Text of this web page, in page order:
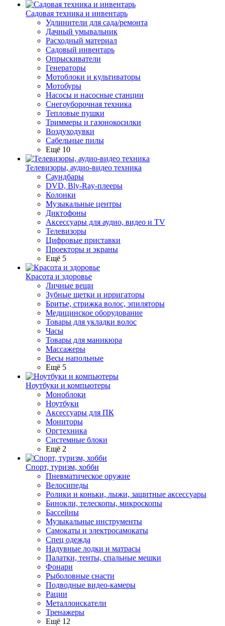
Садовая техника и инвентарь
Удлинители для сада/ремонта
Дачный умывальник
Расходный материал
Садовый инвентарь
Опрыскиватели
Генераторы
Мотоблоки и культиваторы
Мотобуры
Насосы и насосные станции
Снегоуборочная техника
Тепловые пушки
Триммеры и газонокосилки
Воздуходувки
Сабельные пилы
Ещё 10
Телевизоры, аудио-видео техника
Саундбары
DVD, Bly-Ray-плееры
Колонки
Музыкальные центры
Диктофоны
Аксессуары для аудио, видео и TV
Телевизоры
Цифровые приставки
Проекторы и экраны
Ещё 5
Красота и здоровье
Личные вещи
Зубные щетки и ирригаторы
Бритье, стрижка волос, эпиляторы
Медицинское оборудование
Товары для укладки волос
Часы
Товары для маникюра
Массажеры
Весы напольные
Ещё 5
Ноутбуки и компьютеры
Моноблоки
Ноутбуки
Аксессуары для ПК
Мониторы
Оргтехника
Системные блоки
Ещё 2
Спорт, туризм, хобби
Пневматическое оружие
Велосипеды
Ролики и коньки, лыжи, защитные аксессуары
Бинокли, телескопы, микроскопы
Бассейны
Музыкальные инструменты
Самокаты и электросамокаты
Спец одежда
Надувные лодки и матрасы
Палатки, тенты, спальные мешки
Фонари
Рыболовные снасти
Подводные видео-камеры
Рации
Металлоискатели
Тренажеры
Ещё 12